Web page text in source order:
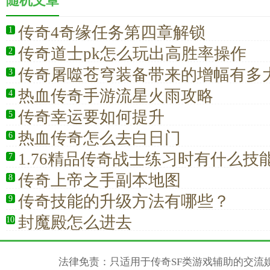
1 传奇4奇缘任务第四章解锁
2 传奇道士pk怎么玩出高胜率操作
3 传奇屠噬苍穹装备带来的增幅有多
4 热血传奇手游流星火雨攻略
5 传奇幸运要如何提升
6 热血传奇怎么去白日门
7 1.76精品传奇战士练习时有什么技
8 传奇上帝之手副本地图
9 传奇技能的升级方法有哪些？
10 封魔殿怎么进去
法律免责：只适用于传奇SF类游戏辅助的交